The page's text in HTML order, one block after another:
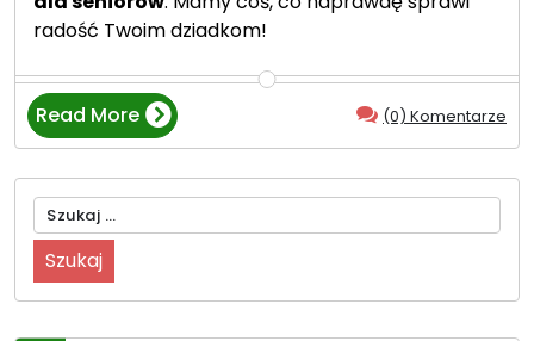
p
i
a
2
0
2
6
r
o
k
radość Twoim dziadkom!
Read More
“
P
o
m
y
ł
(0) Komentarze
Szukaj: